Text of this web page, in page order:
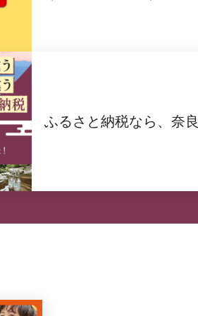
ふるさと納税なら、奈良